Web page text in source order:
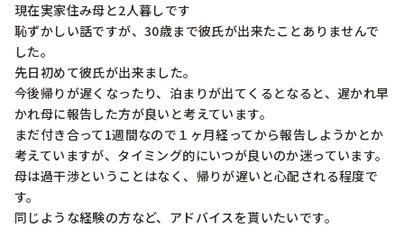
現在実家住み母と2人暮しです
恥ずかしい話ですが、30歳まで彼氏が出来たことありませんで
した。
先日初めて彼氏が出来ました。
今後帰りが遅くなったり、泊まりが出てくるとなると、遅かれ早
かれ母に報告した方が良いと考えています。
まだ付き合って1週間なので１ヶ月経ってから報告しようかとか
考えていますが、タイミング的にいつが良いのか迷っています。
母は過干渉ということはなく、帰りが遅いと心配される程度で
す。
同じような経験の方など、アドバイスを貰いたいです。